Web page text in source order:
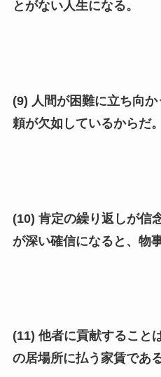
とがない人生になる。
(9) 人間が困難に立ち向
頼が欠如しているからだ
(10) 肯定の繰り返しが信
が深い確信になると、物
(11) 他者に貢献すること
の居場所に払う家賃である